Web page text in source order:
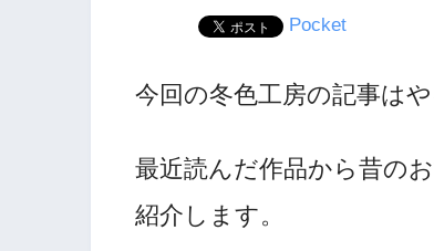
Pocket
今回の冬色工房の記事は
最近読んだ作品から昔の
紹介します。